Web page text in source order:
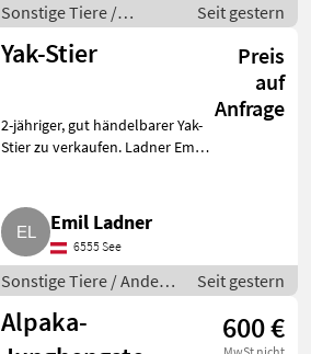
Sonstige Tiere /
Kleintiere
Seit gestern
Yak-Stier
Preis
auf
Anfrage
2-jähriger, gut händelbarer Yak-
Stier zu verkaufen. Ladner Emil,
Emil Ladner
6555 See
Sonstige Tiere / Andere
Tiere
Seit gestern
Alpaka-
600 €